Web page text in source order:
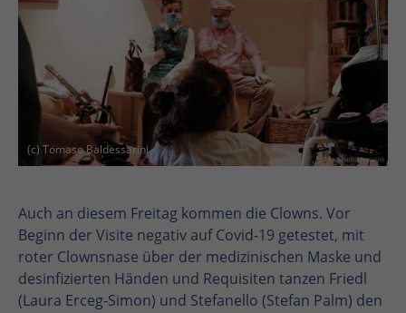
(c) Tomaso Baldessarini
Auch an diesem Freitag kommen die Clowns. Vor
Beginn der Visite negativ auf Covid-19 getestet, mit
roter Clownsnase über der medizinischen Maske und
desinfizierten Händen und Requisiten tanzen Friedl
(Laura Erceg-Simon) und Stefanello (Stefan Palm) den